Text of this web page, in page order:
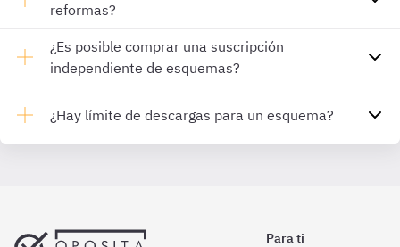
reformas?
¿Es posible comprar una suscripción
independiente de esquemas?
¿Hay límite de descargas para un esquema?
Para ti